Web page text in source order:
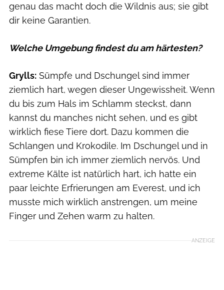
genau das macht doch die Wildnis aus; sie gibt
dir keine Garantien.
Welche Umgebung findest du am härtesten?
Grylls: Sümpfe und Dschungel sind immer
ziemlich hart, wegen dieser Ungewissheit. Wenn
du bis zum Hals im Schlamm steckst, dann
kannst du manches nicht sehen, und es gibt
wirklich fiese Tiere dort. Dazu kommen die
Schlangen und Krokodile. Im Dschungel und in
Sümpfen bin ich immer ziemlich nervös. Und
extreme Kälte ist natürlich hart, ich hatte ein
paar leichte Erfrierungen am Everest, und ich
musste mich wirklich anstrengen, um meine
Finger und Zehen warm zu halten.
ANZEIGE